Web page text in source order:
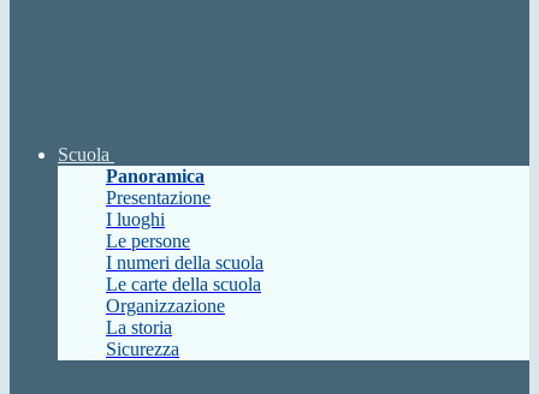
Scuola
Panoramica
Presentazione
I luoghi
Le persone
I numeri della scuola
Le carte della scuola
Organizzazione
La storia
Sicurezza